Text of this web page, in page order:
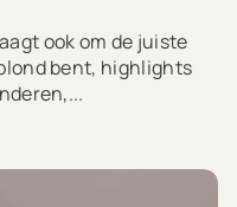
ook om de juiste
bent, highlights